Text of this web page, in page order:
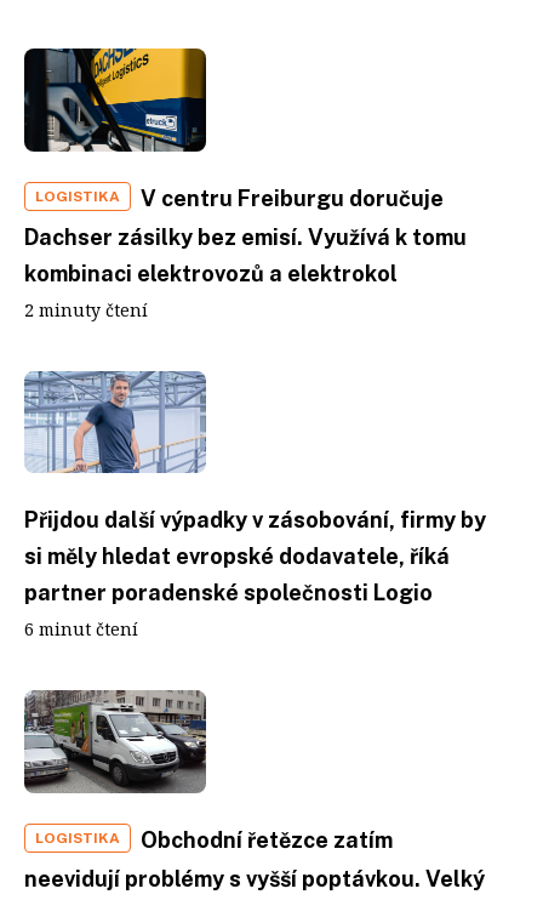
LOGISTIKA
V centru Freiburgu doručuje
Dachser zásilky bez emisí. Využívá k tomu
kombinaci elektrovozů a elektrokol
2 minuty čtení
Přijdou další výpadky v zásobování, firmy by
si měly hledat evropské dodavatele, říká
partner poradenské společnosti Logio
6 minut čtení
LOGISTIKA
Obchodní řetězce zatím
neevidují problémy s vyšší poptávkou. Velký